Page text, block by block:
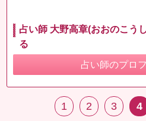
占い師 大野高章(おおのこう
る
占い師のプロ
1 2 3 4